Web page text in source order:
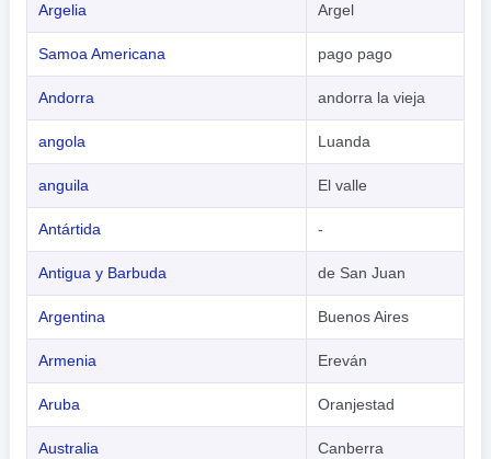
Argelia Argel
Samoa Americana pago pago
Andorra andorra la vieja
angola Luanda
anguila El valle
Antártida -
Antigua y Barbuda de San Juan
Argentina Buenos Aires
Armenia Ereván
Aruba Oranjestad
Australia Canberra